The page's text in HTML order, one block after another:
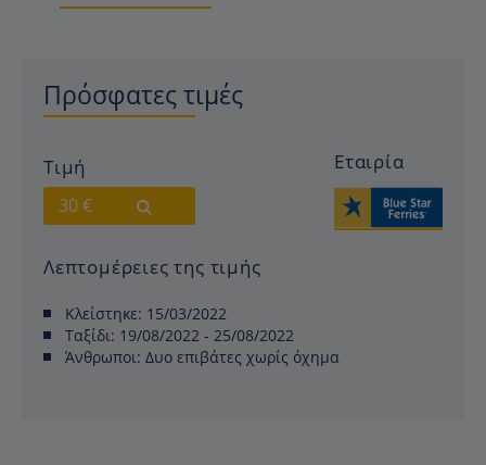
Πρόσφατες τιμές
Τιμή
30 €
Εταιρία
Λεπτομέρειες της τιμής
Κλείστηκε: 15/03/2022
Ταξίδι: 19/08/2022 - 25/08/2022
Άνθρωποι: Δυο επιβάτες χωρίς όχημα